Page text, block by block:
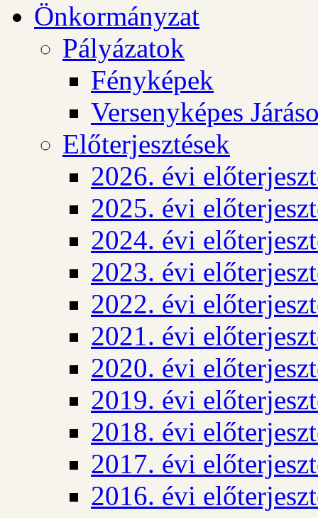
Önkormányzat
Pályázatok
Fényképek
Versenyképes
Előterjesztések
2026. évi
2025. évi
2024. évi
2023. évi
2022. évi
2021. évi
2020. évi
2019. évi
2018. évi
2017. évi
2016. évi